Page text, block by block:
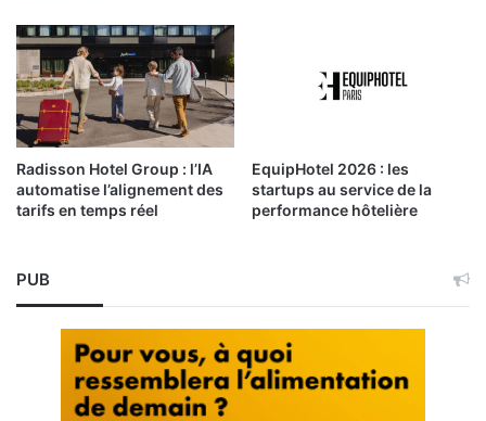
Radisson Hotel Group : l’IA
automatise l’alignement des
tarifs en temps réel
EquipHotel 2026 : les
startups au service de la
performance hôtelière
PUB